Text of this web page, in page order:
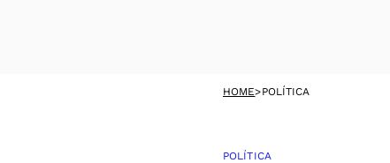
HOME>POLÍTICA
POLÍTICA